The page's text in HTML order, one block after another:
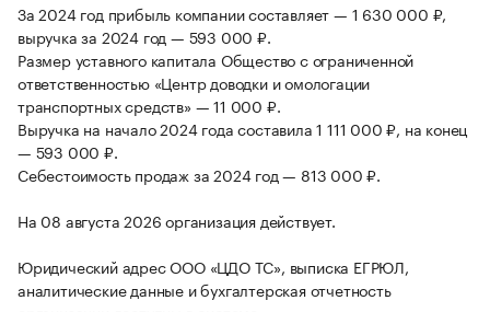
За 2024 год прибыль компании составляет — 1 630 000 ₽,
выручка за 2024 год — 593 000 ₽.
Размер уставного капитала Общество с ограниченной
ответственностью «Центр доводки и омологации
транспортных средств» — 11 000 ₽.
Выручка на начало 2024 года составила 1 111 000 ₽, на конец
— 593 000 ₽.
Себестоимость продаж за 2024 год — 813 000 ₽.
На 08 августа 2026 организация действует.
Юридический адрес ООО «ЦДО ТС», выписка ЕГРЮЛ,
аналитические данные и бухгалтерская отчетность